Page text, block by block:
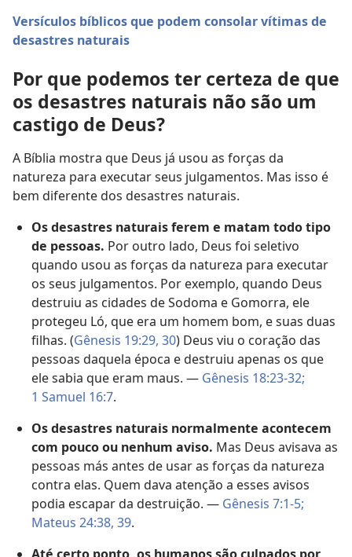
Versículos bíblicos que podem consolar vítimas de
desastres naturais
Por que podemos ter certeza de que
os desastres naturais não são um
castigo de Deus?
A Bíblia mostra que Deus já usou as forças da
natureza para executar seus julgamentos. Mas isso é
bem diferente dos desastres naturais.
Os desastres naturais ferem e matam todo tipo
de pessoas. Por outro lado, Deus foi seletivo
quando usou as forças da natureza para executar
os seus julgamentos. Por exemplo, quando Deus
destruiu as cidades de Sodoma e Gomorra, ele
protegeu Ló, que era um homem bom, e suas duas
filhas. (Gênesis 19:29, 30) Deus viu o coração das
pessoas daquela época e destruiu apenas os que
ele sabia que eram maus. — Gênesis 18:23-32;
1 Samuel 16:7.
Os desastres naturais normalmente acontecem
com pouco ou nenhum aviso. Mas Deus avisava as
pessoas más antes de usar as forças da natureza
contra elas. Quem dava atenção a esses avisos
podia escapar da destruição. — Gênesis 7:1-5;
Mateus 24:38, 39.